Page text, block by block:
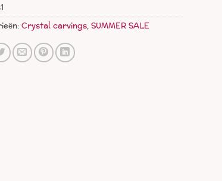
Crystal carvings,SUMMER SALE